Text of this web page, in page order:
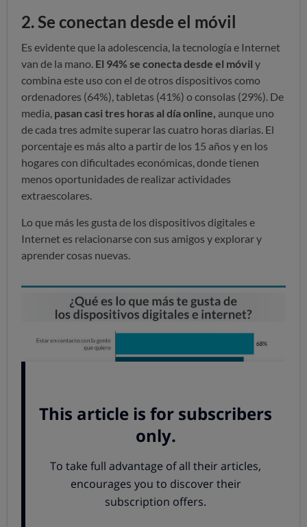
2. Se conectan desde el móvil
Es evidente que la adolescencia, la tecnología e Internet
van de la mano. El 94% se conecta desde el móvil y
combina este uso con el de otros dispositivos como
ordenadores (64%), tabletas (41%) o consolas (29%). De
media, pasan casi tres horas al día online, aunque uno
de cada tres admite superar las cuatro horas diarias. El
porcentaje es más alto a partir de los 15 años y en los
hogares con dificultades económicas, donde tienen
menos oportunidades de realizar actividades
extraescolares.
Lo que más les gusta de los dispositivos digitales e
Internet es relacionarse con sus amigos y explorar y
aprender cosas nuevas.